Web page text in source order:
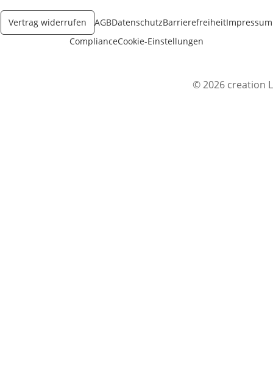
Vertrag widerrufen AGBDatenschutzBarrierefreiheitImpressum
ComplianceCookie-Einstellungen
© 2026 creation L